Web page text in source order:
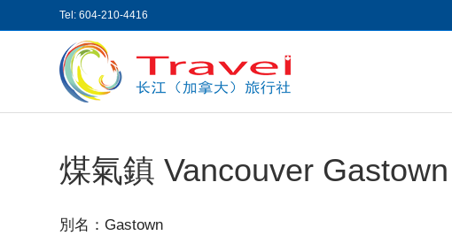
Tel: 604-210-4416
煤氣鎮 Vancouver Gastown
別名：Gastown